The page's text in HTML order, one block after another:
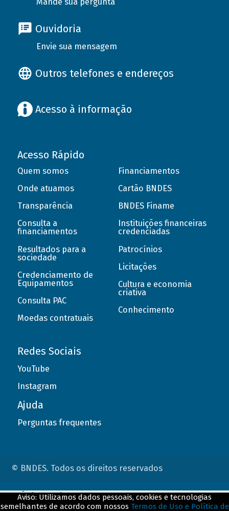
Ouvidoria
Envie sua mensagem
Outros telefones e endereços
Acesso à informação
Acesso Rápido
Quem somos
Onde atuamos
Transparência
Consulta a
financiamentos
Resultados para a
sociedade
Credenciamento de
Equipamentos
Consulta PAC
Moedas contratuais
Financiamentos
Cartão BNDES
BNDES Finame
Instituições financeiras
credenciadas
Patrocínios
Licitações
Cultura e economia
criativa
Conhecimento
Redes Sociais
YouTube
Instagram
Ajuda
Perguntas frequentes
© BNDES. Todos os direitos reservados
Aviso: Utilizamos dados pessoais, cookies e tecnologias
semelhantes de acordo com nossos Termos de Uso e Política de
ConteÃºdo complementar